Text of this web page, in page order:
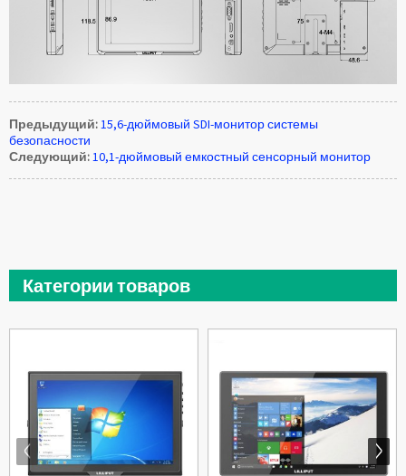
Предыдущий:15,6-дюймовый SDI-монитор системы
безопасности
Следующий:10,1-дюймовый емкостный сенсорный монитор
Категории товаров